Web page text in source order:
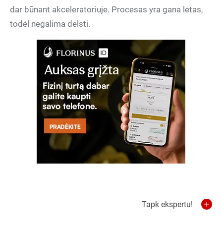
dar būnant akceleratoriuje. Procesas yra gana lėtas,
todėl negalima delsti.
Tapk ekspertu!